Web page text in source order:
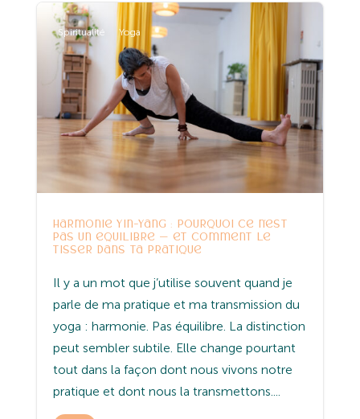
Spiritualité Yoga
Harmonie Yin-Yang : pourquoi ce n’est
pas un équilibre — et comment le
tisser dans ta pratique
Il y a un mot que j’utilise souvent quand je
parle de ma pratique et ma transmission du
yoga : harmonie. Pas équilibre. La distinction
peut sembler subtile. Elle change pourtant
tout dans la façon dont nous vivons notre
pratique et dont nous la transmettons....